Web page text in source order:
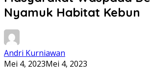
Nyamuk Habitat Kebun
Andri Kurniawan
Mei 4, 2023Mei 4, 2023